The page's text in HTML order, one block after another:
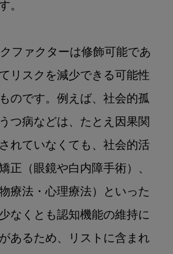
。
ファクターは修飾可能であ
リスクを減少できる可能性
のです。例えば、社会的孤
つ病などは、たとえ因果関
れていなくても、社会的活
正（眼鏡や白内障手術）、
療法・心理療法）といった
なくとも認知機能の維持に
あるため、リストに含まれ